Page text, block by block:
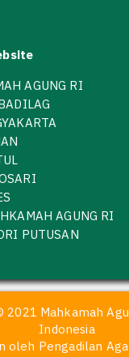
AGUNG RI
AGUNG RI
PUTUSAN
2021 Mahkamah
Indonesia
oleh Pengadilan